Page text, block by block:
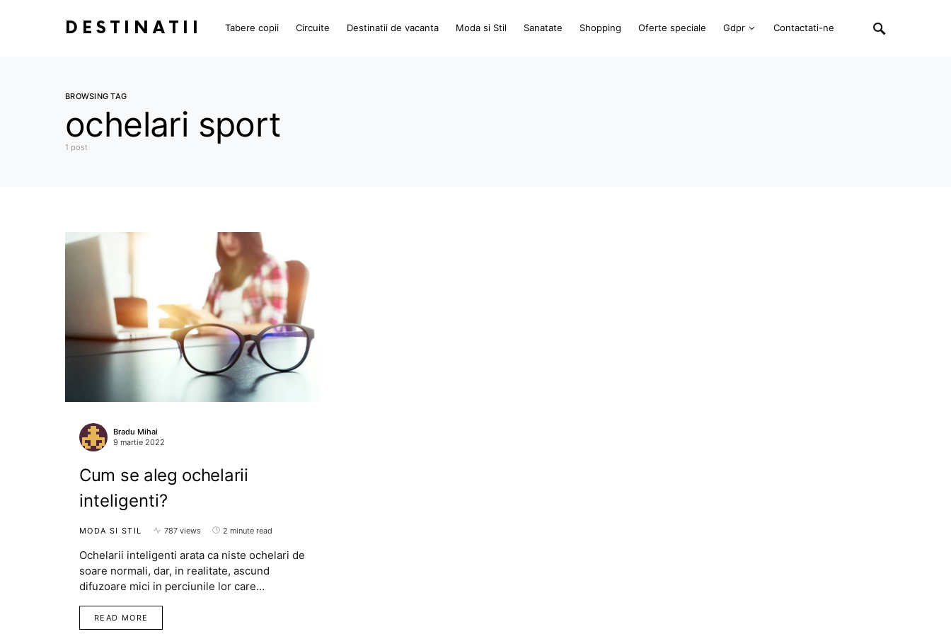
DESTINATII Tabere copii Circuite Destinatii de vacanta Moda si Stil Sanatate Shopping Oferte speciale Gdpr Contactati-ne
BROWSING TAG
ochelari sport
1 post
Bradu Mihai
9 martie 2022
Cum se aleg ochelarii
inteligenti?
MODA SI STIL 787 views 2 minute read
Ochelarii inteligenti arata ca niste ochelari de
soare normali, dar, in realitate, ascund
difuzoare mici in perciunile lor care…
READ MORE